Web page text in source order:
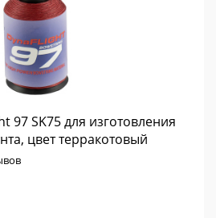
97 SK75 для изготовления
цвет терракотовый